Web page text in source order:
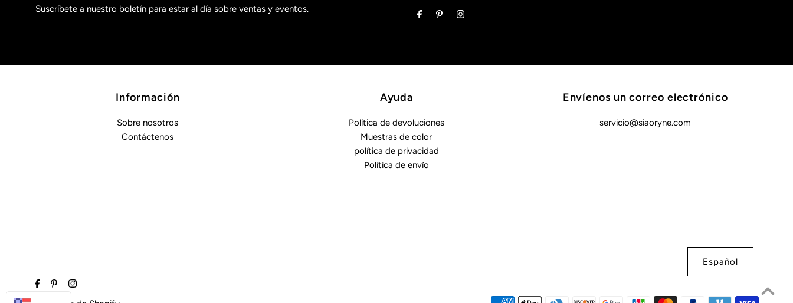
Suscríbete a nuestro boletín para estar al día sobre ventas y eventos.
de
Información
Sobre nosotros
Contáctenos
Ayuda
Política de devoluciones
Muestras de color
política de privacidad
Política de envío
Envíenos un correo electrónico
servicio@siaoryne.com
Español